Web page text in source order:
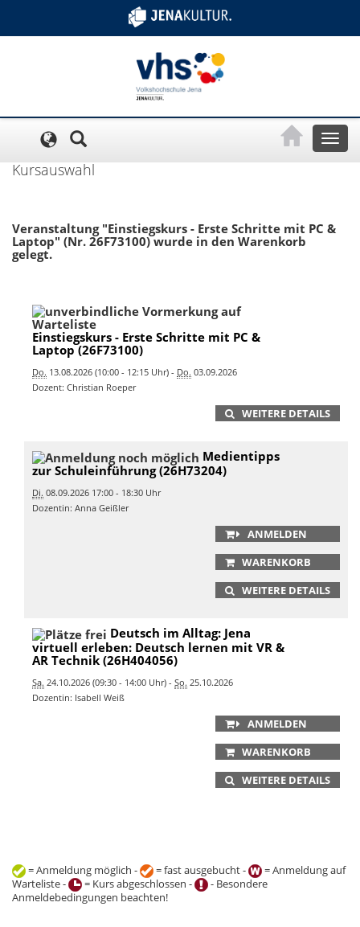
Toggle
Kursauswahl
Veranstaltung "Einstiegskurs - Erste Schritte mit PC &
Laptop" (Nr. 26F73100) wurde in den Warenkorb
gelegt.
Einstiegskurs - Erste Schritte mit PC &
Laptop (26F73100)
Do. 13.08.2026 (10:00 - 12:15 Uhr) - Do. 03.09.2026
Dozent: Christian Roeper
WEITERE DETAILS
Medientipps
zur Schuleinführung (26H73204)
Di. 08.09.2026 17:00 - 18:30 Uhr
Dozentin: Anna Geißler
ANMELDEN
WARENKORB
WEITERE DETAILS
Deutsch im Alltag: Jena
virtuell erleben: Deutsch lernen mit VR &
AR Technik (26H404056)
Sa. 24.10.2026 (09:30 - 14:00 Uhr) - So. 25.10.2026
Dozentin: Isabell Weiß
ANMELDEN
WARENKORB
WEITERE DETAILS
= Anmeldung möglich - = fast ausgebucht -
= Anmeldung auf
Warteliste -
= Kurs abgeschlossen -
- Besondere
Anmeldebedingungen beachten!